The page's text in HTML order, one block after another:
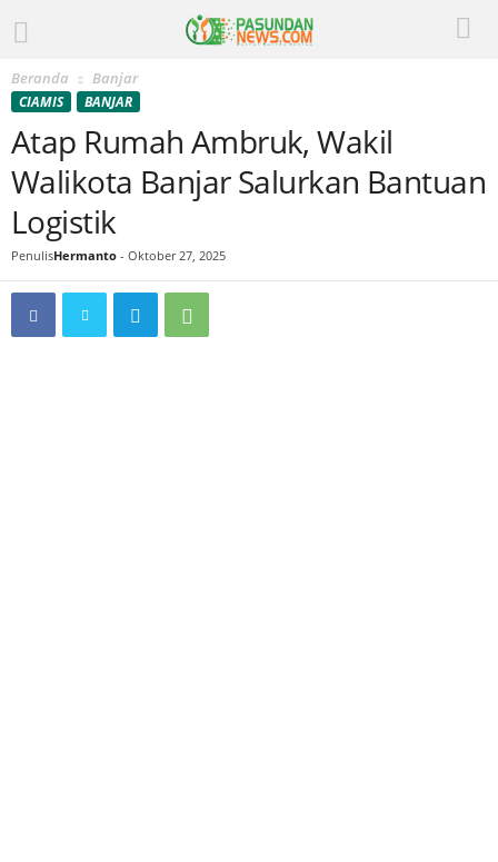
Beranda Banjar
CIAMIS BANJAR
Atap Rumah Ambruk, Wakil
Walikota Banjar Salurkan Bantuan
Logistik
PenulisHermanto - Oktober 27, 2025